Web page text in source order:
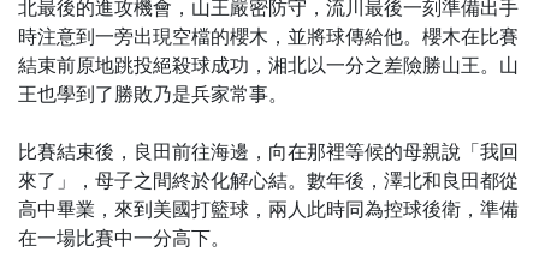
北最後的進攻機會，山王嚴密防守，流川最後一刻準備出手
時注意到一旁出現空檔的櫻木，並將球傳給他。櫻木在比賽
結束前原地跳投絕殺球成功，湘北以一分之差險勝山王。山
王也學到了勝敗乃是兵家常事。
比賽結束後，良田前往海邊，向在那裡等候的母親說「我回
來了」，母子之間終於化解心結。數年後，澤北和良田都從
高中畢業，來到美國打籃球，兩人此時同為控球後衛，準備
在一場比賽中一分高下。